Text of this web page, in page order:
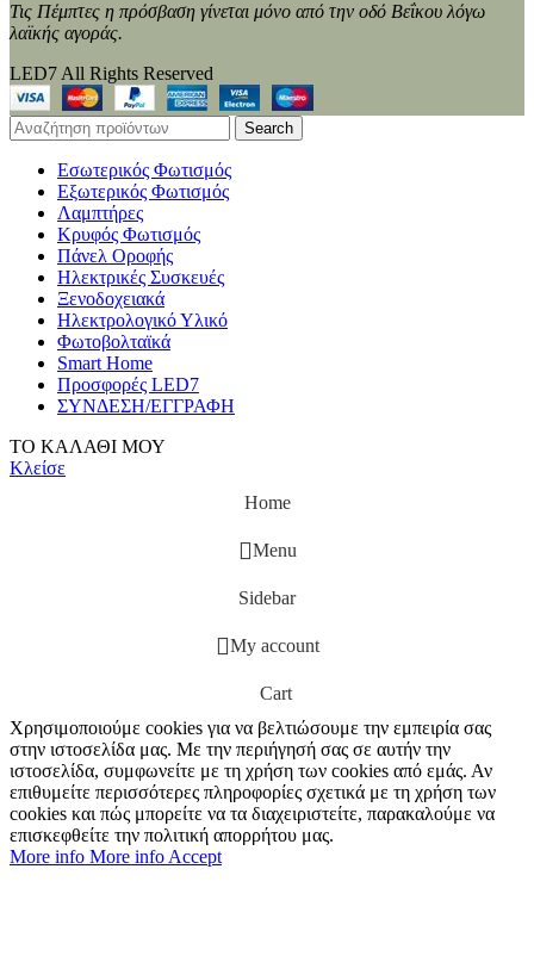
Τις Πέμπτες η πρόσβαση γίνεται μόνο από την οδό Βεΐκου λόγω
λαϊκής αγοράς.
LED7 All Rights Reserved
Search
Εσωτερικός Φωτισμός
Εξωτερικός Φωτισμός
Λαμπτήρες
Κρυφός Φωτισμός
Πάνελ Οροφής
Ηλεκτρικές Συσκευές
Ξενοδοχειακά
Ηλεκτρολογικό Υλικό
Φωτοβολταϊκά
Smart Home
Προσφορές LED7
ΣΥΝΔΕΣΗ/ΕΓΓΡΑΦΗ
ΤΟ ΚΑΛΑΘΙ ΜΟΥ
Κλείσε
Home
Menu
Sidebar
My account
Cart
Χρησιμοποιούμε cookies για να βελτιώσουμε την εμπειρία σας
στην ιστοσελίδα μας. Με την περιήγησή σας σε αυτήν την
ιστοσελίδα, συμφωνείτε με τη χρήση των cookies από εμάς. Αν
επιθυμείτε περισσότερες πληροφορίες σχετικά με τη χρήση των
cookies και πώς μπορείτε να τα διαχειριστείτε, παρακαλούμε να
επισκεφθείτε την πολιτική απορρήτου μας.
More info More info Accept